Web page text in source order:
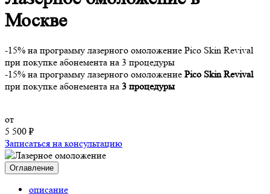
Москве
-15% на программу лазерного омоложение Pico Skin Revival
при покупке абонемента на 3 процедуры
-15% на программу лазерного омоложение Pico Skin Revival
при покупке абонемента на 3 процедуры
от
5 500 ₽
Записаться на консультацию
Оглавление
описание